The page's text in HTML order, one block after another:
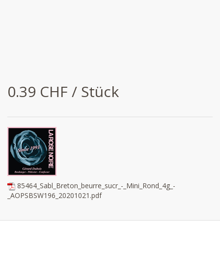
0.39 CHF / Stück
85464_Sabl_Breton_beurre_sucr_-_Mini_Rond_4g_-
_AOPSBSW196_20201021.pdf